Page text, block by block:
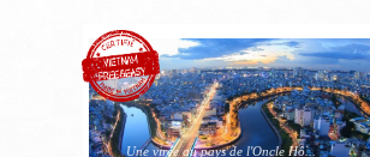
Une virée au pays de l'Oncle Hô...